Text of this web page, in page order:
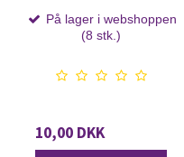
På lager i webshoppen
(8 stk.)
10,00 DKK